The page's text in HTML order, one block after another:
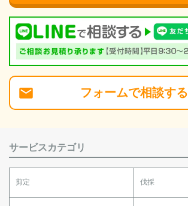
フォームで相談する
サービスカテゴリ
剪定 伐採